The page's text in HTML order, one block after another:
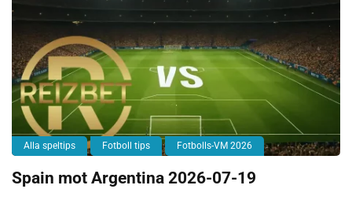
Alla speltips Fotboll tips Fotbolls-VM 2026
Spain mot Argentina 2026-07-19